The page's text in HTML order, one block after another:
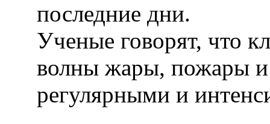
последние дни.
Ученые говорят, что
волны жары, пожары и
регулярными и